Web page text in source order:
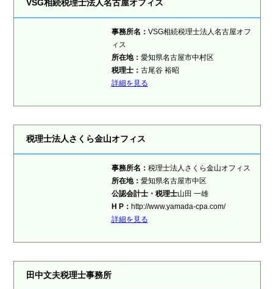
VSG相続税理士法人名古屋オフィス
事務所名： VSG相続税理士法人名古屋オフ
ィス
所在地： 愛知県名古屋市中村区
税理士： 古尾谷 裕昭
詳細を見る
税理士法人さくら金山オフィス
事務所名： 税理士法人さくら金山オフィス
所在地： 愛知県名古屋市中区
公認会計士・税理士山田 一雄
H P： http://www.yamada-cpa.com/
詳細を見る
田中文夫税理士事務所